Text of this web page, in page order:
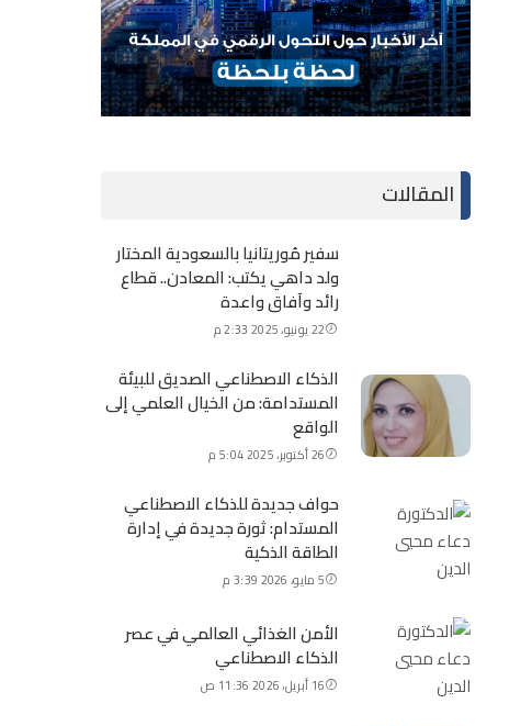
المقالات
سفير مُوريتانيا بالسعودية المختار
ولد داهي يكتب: المعادن.. قطاع
رائد وآفاق واعدة
22 يونيو، 2025 2:33 م
الذكاء الاصطناعي الصديق للبيئة
المستدامة: من الخيال العلمي إلى
الواقع
26 أكتوبر، 2025 5:04 م
حواف جديدة للذكاء الاصطناعي
المستدام: ثورة جديدة في إدارة
الطاقة الذكية
5 مايو، 2026 3:39 م
الأمن الغذائي العالمي في عصر
الذكاء الاصطناعي
16 أبريل، 2026 11:36 ص